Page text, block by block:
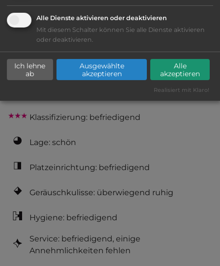
Ausstattung:
AB-Abfahrt max. 10 km entfernt
Klassifizierung: befriedigend
Lage: schön
Platzeinrichtung: befriedigend
Geräuschkulisse: überwiegend ruhig
Hygiene: befriedigend
Service: befriedigend, einige
Annehmlichkeiten fehlen
Alle Dienste aktivieren oder deaktivieren
Mit diesem Schalter können Sie alle Dienste aktivieren
oder deaktivieren.
Ich lehne
ab
Ausgewählte
akzeptieren
Alle
akzeptieren
Realisiert mit Klaro!